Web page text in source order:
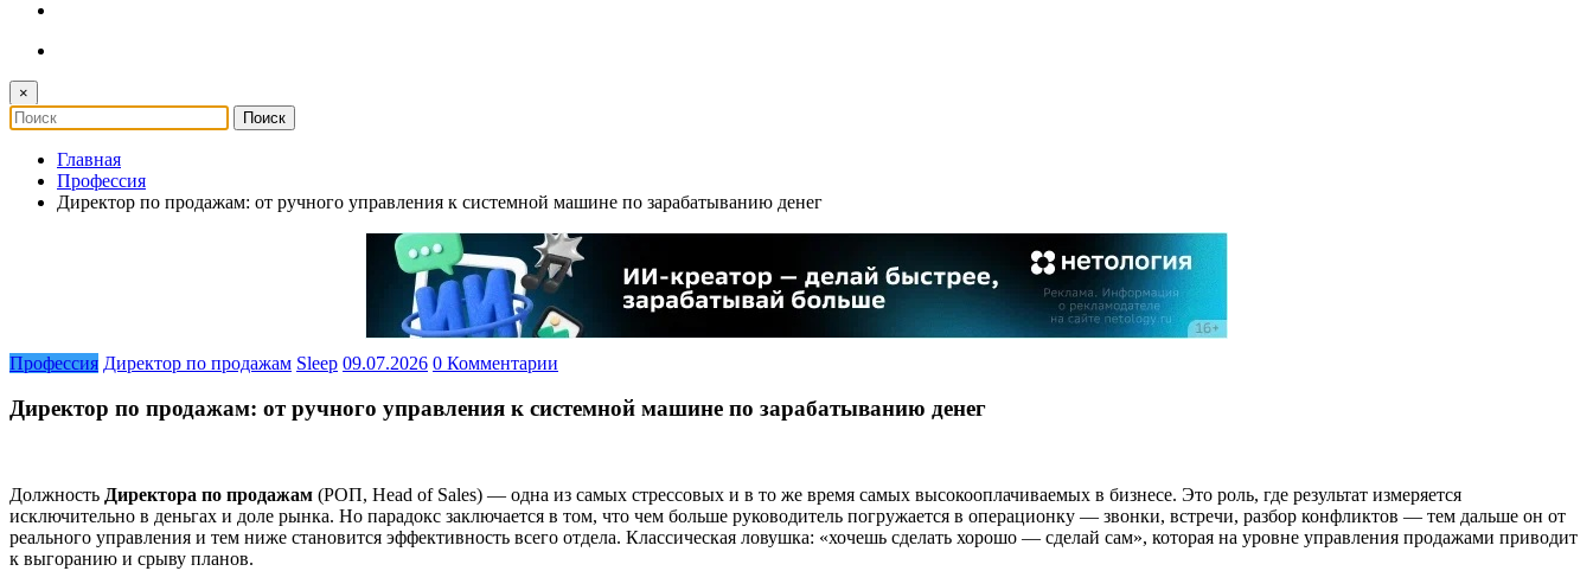
×
Главная
Профессия
Директор по продажам: от ручного управления к системной машине по зарабатыванию денег
Профессия Директор по продажам Sleep 09.07.2026 0 Комментарии
Директор по продажам: от ручного управления к системной машине по зарабатыванию денег
Должность Директора по продажам (РОП, Head of Sales) — одна из самых стрессовых и в то же время самых высокооплачиваемых в бизнесе. Это роль, где результат измеряется
исключительно в деньгах и доле рынка. Но парадокс заключается в том, что чем больше руководитель погружается в операционку — звонки, встречи, разбор конфликтов — тем дальше он от
реального управления и тем ниже становится эффективность всего отдела. Классическая ловушка: «хочешь сделать хорошо — сделай сам», которая на уровне управления продажами приводит
к выгоранию и срыву планов.